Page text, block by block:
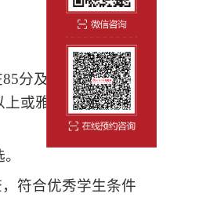
85分及以上，并要求
或雅思 6.5分及以
符合优秀学生条件